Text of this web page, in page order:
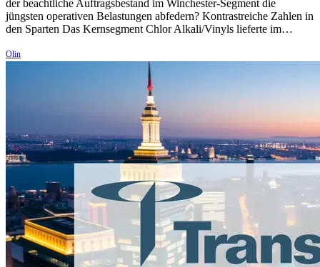
der beachtliche Auftragsbestand im Winchester-Segment die
jüngsten operativen Belastungen abfedern? Kontrastreiche Zahlen in
den Sparten Das Kernsegment Chlor Alkali/Vinyls lieferte im…
Olin